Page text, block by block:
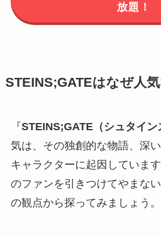
放題！
STEINS;GATEはなぜ人
『STEINS;GATE（シュタイン
気は、その独創的な物語、深
キャラクターに起因していま
のファンを引きつけてやまな
の観点から探ってみましょう。